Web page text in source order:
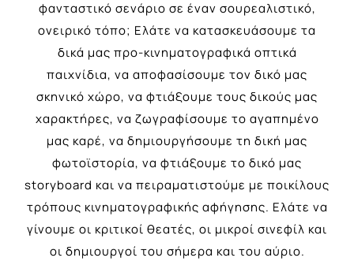
φανταστικό σενάριο σε έναν σουρεαλιστικό,
ονειρικό τόπο; Ελάτε να κατασκευάσουμε τα
δικά μας προ-κινηματογραφικά οπτικά
παιχνίδια, να αποφασίσουμε τον δικό μας
σκηνικό χώρο, να φτιάξουμε τους δικούς μας
χαρακτήρες, να ζωγραφίσουμε το αγαπημένο
μας καρέ, να δημιουργήσουμε τη δική μας
φωτοϊστορία, να φτιάξουμε το δικό μας
storyboard και να πειραματιστούμε με ποικίλους
τρόπους κινηματογραφικής αφήγησης. Ελάτε να
γίνουμε οι κριτικοί θεατές, οι μικροί σινεφίλ και
οι δημιουργοί του σήμερα και του αύριο.